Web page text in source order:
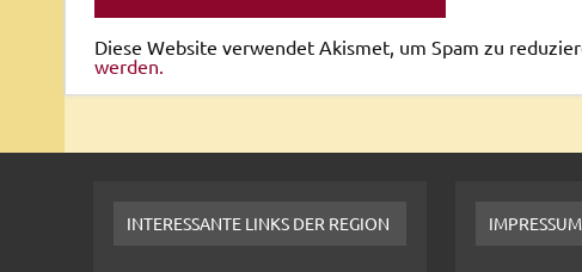
Diese Website verwendet Akismet, um Spam zu
werden.
INTERESSANTE LINKS DER REGION IMPRESSUM